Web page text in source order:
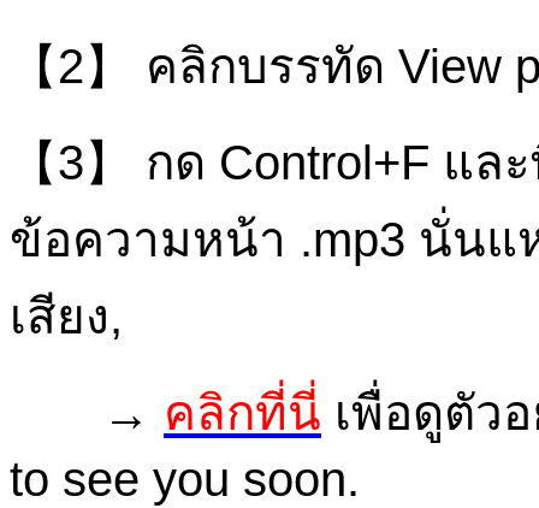
【2】 คลิกบรรทัด View
【3】 กด Control+F แ
ข้อความหน้า .mp3 นั่น
เสียง,
→ คลิกที่นี่ เพื่อดูตัว
to see you soon.